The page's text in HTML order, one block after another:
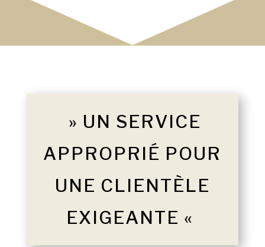
» UN SERVICE
APPROPRIÉ POUR
UNE CLIENTÈLE
EXIGEANTE «